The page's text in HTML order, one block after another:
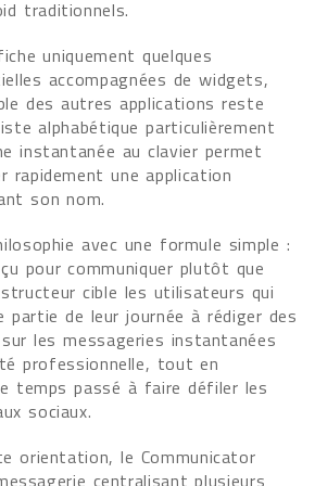
traditionnels.
uniquement quelques
accompagnées de widgets,
des autres applications reste
alphabétique particulièrement
instantanée au clavier permet
rapidement une application
son nom.
avec une formule simple :
pour communiquer plutôt que
cible les utilisateurs qui
partie de leur journée à rédiger des
les messageries instantanées
professionnelle, tout en
temps passé à faire défiler les
sociaux.
orientation, le Communicator